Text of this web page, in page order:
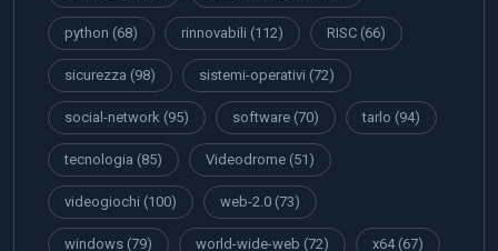
python (68) rinnovabili (112) RISC (66)
sicurezza (98) sistemi-operativi (72)
social-network (95) software (70) tarlo (94)
tecnologia (85) Videodrome (51)
videogiochi (100) web-2.0 (73)
windows (79) world-wide-web (72) x64(67)